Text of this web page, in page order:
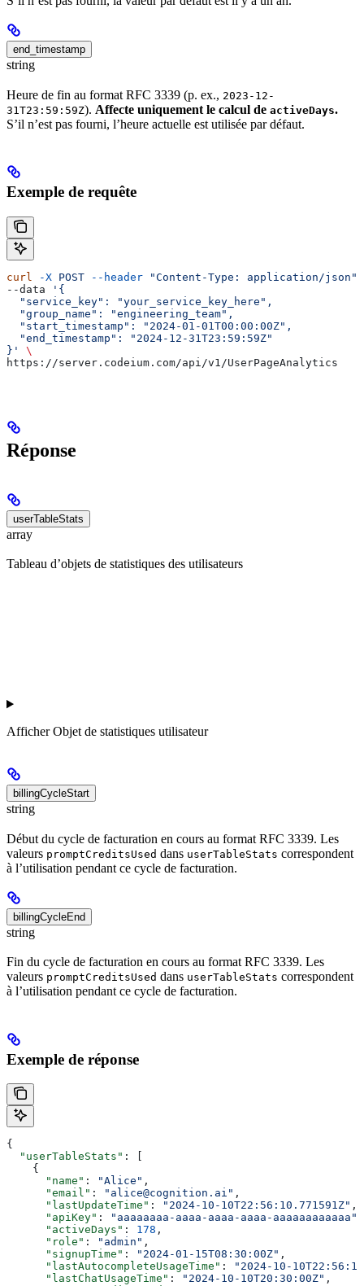
end_timestamp
string
Heure de fin au format RFC 3339 (p. ex., 2023-12-
31T23:59:59Z). Affecte uniquement le calcul de activeDays.
S’il n’est pas fourni, l’heure actuelle est utilisée par défaut.
Exemple de requête
curl -X POST --header "Content-Type: application/json"
--data
'{
  "service_key": "your_service_key_here",
  "group_name": "engineering_team",
  "start_timestamp": "2024-01-01T00:00:00Z",
  "end_timestamp": "2024-12-31T23:59:59Z"
}'
\
https://server.codeium.com/api/v1/UserPageAnalytics
Réponse
userTableStats
array
Tableau d’objets de statistiques des utilisateurs
Afficher Objet de statistiques utilisateur
billingCycleStart
string
Début du cycle de facturation en cours au format RFC 3339. Les
valeurs promptCreditsUsed dans userTableStats correspondent
à l’utilisation pendant ce cycle de facturation.
billingCycleEnd
string
Fin du cycle de facturation en cours au format RFC 3339. Les
valeurs promptCreditsUsed dans userTableStats correspondent
à l’utilisation pendant ce cycle de facturation.
Exemple de réponse
{
  "userTableStats"
: [
    {
      "name"
: "Alice" ,
      "email"
: "alice@cognition.ai" ,
      "lastUpdateTime"
: "2024-10-10T22:56:10.771591Z" ,
      "apiKey"
: "aaaaaaaa-aaaa-aaaa-aaaa-aaaaaaaaaaaa"
      "activeDays"
: 178 ,
      "role"
: "admin" ,
      "signupTime"
: "2024-01-15T08:30:00Z" ,
      "lastAutocompleteUsageTime"
:
"2024-10-
      "lastChatUsageTime"
: "2024-10-10T20:30:00Z" ,